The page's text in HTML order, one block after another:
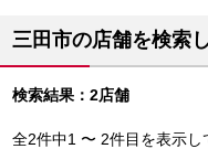
三田市の店舗を検索
検索結果：2店舗
全2件中1 〜 2件目を表示